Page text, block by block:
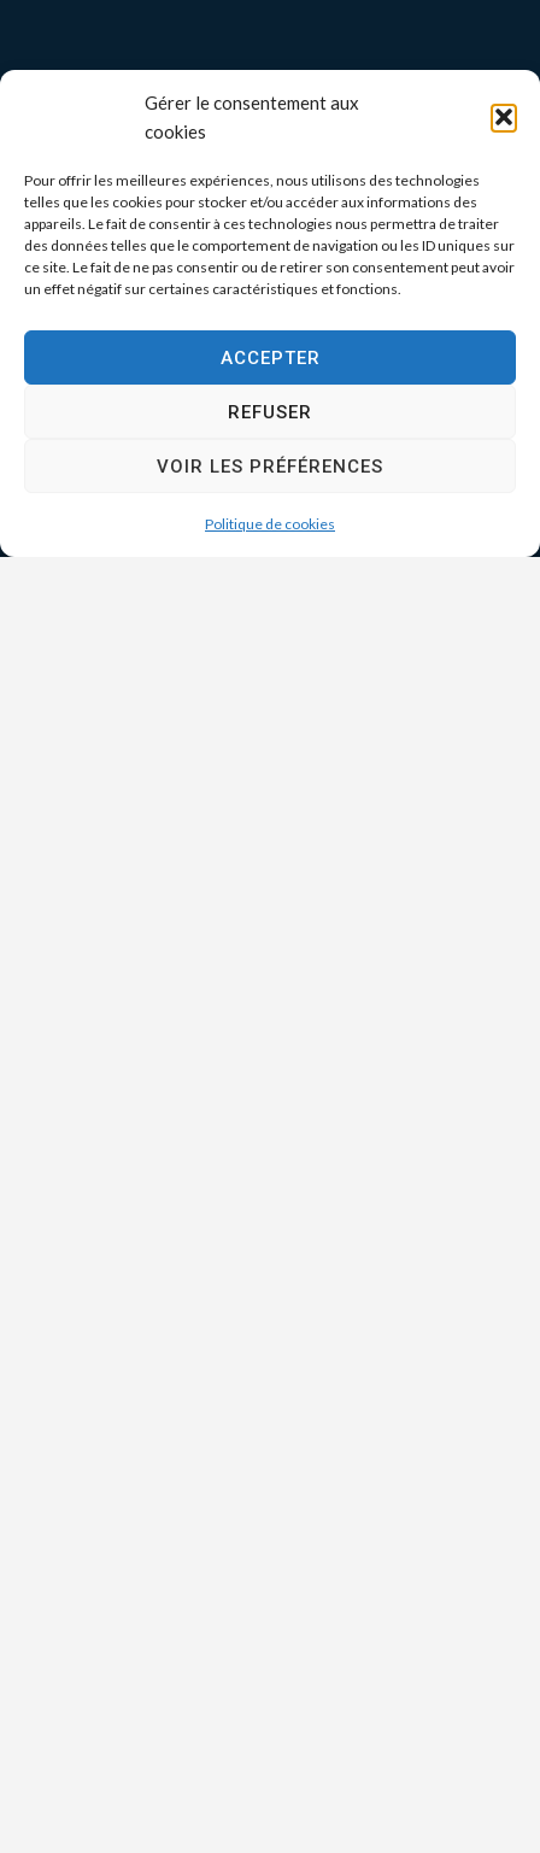
Gérer le consentement aux
cookies
Pour offrir les meilleures expériences, nous utilisons des technologies
telles que les cookies pour stocker et/ou accéder aux informations des
appareils. Le fait de consentir à ces technologies nous permettra de traiter
des données telles que le comportement de navigation ou les ID uniques sur
ce site. Le fait de ne pas consentir ou de retirer son consentement peut avoir
un effet négatif sur certaines caractéristiques et fonctions.
ACCEPTER
REFUSER
VOIR LES PRÉFÉRENCES
Politique de cookies